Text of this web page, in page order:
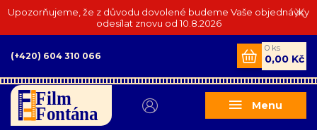
Upozorňujeme, že z důvodu dovolené budeme Vaše objednávky
odesílat znovu od 10.8.2026
Menu
(+420) 604 310 066
0 ks
0,00 Kč